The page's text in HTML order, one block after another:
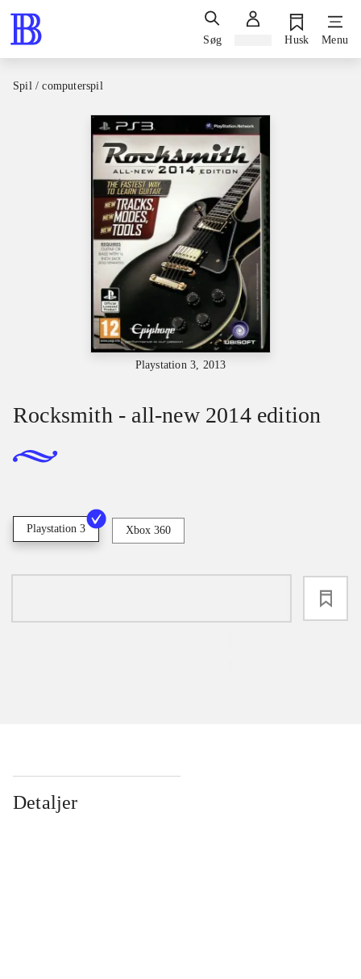
Søg Husk Menu
Spil / computerspil
Playstation 3, 2013
Rocksmith - all-new 2014 edition
Playstation 3 Xbox 360
Detaljer